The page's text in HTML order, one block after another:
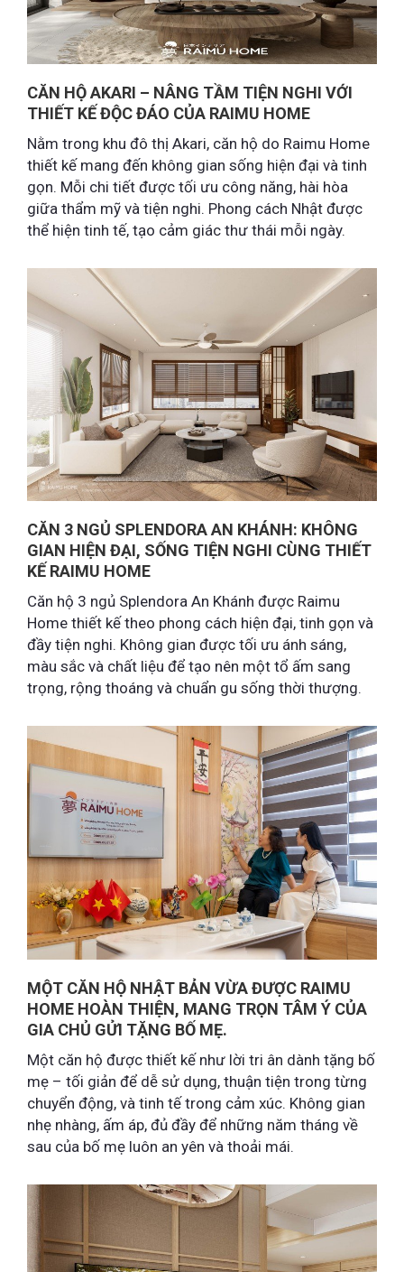
CĂN HỘ AKARI – NÂNG TẦM TIỆN NGHI VỚI
THIẾT KẾ ĐỘC ĐÁO CỦA RAIMU HOME
Nằm trong khu đô thị Akari, căn hộ do Raimu Home
thiết kế mang đến không gian sống hiện đại và tinh
gọn. Mỗi chi tiết được tối ưu công năng, hài hòa
giữa thẩm mỹ và tiện nghi. Phong cách Nhật được
thể hiện tinh tế, tạo cảm giác thư thái mỗi ngày.
CĂN 3 NGỦ SPLENDORA AN KHÁNH: KHÔNG
GIAN HIỆN ĐẠI, SỐNG TIỆN NGHI CÙNG THIẾT
KẾ RAIMU HOME
Căn hộ 3 ngủ Splendora An Khánh được Raimu
Home thiết kế theo phong cách hiện đại, tinh gọn và
đầy tiện nghi. Không gian được tối ưu ánh sáng,
màu sắc và chất liệu để tạo nên một tổ ấm sang
trọng, rộng thoáng và chuẩn gu sống thời thượng.
MỘT CĂN HỘ NHẬT BẢN VỪA ĐƯỢC RAIMU
HOME HOÀN THIỆN, MANG TRỌN TÂM Ý CỦA
GIA CHỦ GỬI TẶNG BỐ MẸ.
Một căn hộ được thiết kế như lời tri ân dành tặng bố
mẹ – tối giản để dễ sử dụng, thuận tiện trong từng
chuyển động, và tinh tế trong cảm xúc. Không gian
nhẹ nhàng, ấm áp, đủ đầy để những năm tháng về
sau của bố mẹ luôn an yên và thoải mái.